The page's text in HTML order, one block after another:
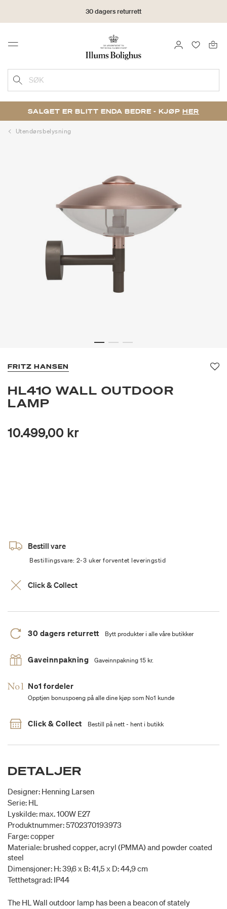
30 dagers returrett
Menu LOGG INN
SØK
SALGET ER BLITT ENDA BEDRE - KJØP HER
Utendørsbelysning
FRITZ HANSEN
HL410 WALL OUTDOOR
LAMP
10.499,00 kr
Bestill vare
Bestillingsvare: 2-3 uker forventet leveringstid
Click & Collect
30 dagers returrett Bytt produkter i alle våre butikker
Gaveinnpakning Gaveinnpakning 15 kr.
No1 fordeler
Opptjen bonuspoeng på alle dine kjøp som No1 kunde
Click & Collect Bestill på nett - hent i butikk
DETALJER
Designer: Henning Larsen
Serie: HL
Lyskilde: max. 100W E27
Produktnummer: 5702370193973
Farge: copper
Materiale: brushed copper, acryl (PMMA) and powder coated
steel
Dimensjoner: H: 39,6 x B: 41,5 x D: 44,9 cm
Tetthetsgrad: IP44
The HL Wall outdoor lamp has been a beacon of stately